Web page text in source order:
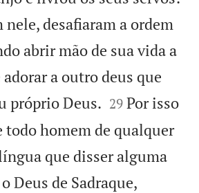
nele, desafiaram a ordem
abrir mão de sua vida a
a outro deus que
próprio Deus. 

29 Por isso
todo homem de qualquer
que disser alguma
o Deus de Sadraque,